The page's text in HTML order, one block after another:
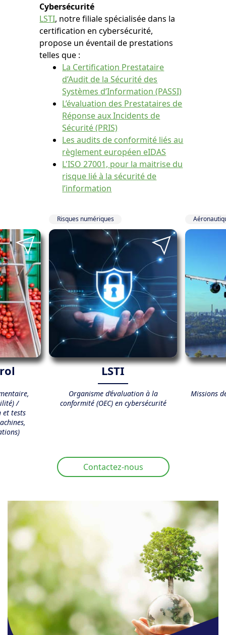
Cybersécurité
LSTI, notre filiale spécialisée dans la
certification en cybersécurité,
propose un éventail de prestations
telles que :
La Certification Prestataire
d’Audit de la Sécurité des
Systèmes d’Information (PASSI)
L’évaluation des Prestataires de
Réponse aux Incidents de
Sécurité (PRIS)
Les audits de conformité liés au
règlement européen eIDAS
L'ISO 27001, pour la maitrise du
risque lié à la sécurité de
l’information
/
et tests
Risques numériques
LSTI
Organisme d’évaluation à la
conformité (OEC) en cybersécurité
Missions
Contactez-nous